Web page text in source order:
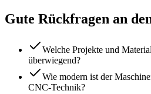
Gute Rückfragen an
Welche Projekte und
überwiegend?
Wie modern ist der
CNC-Technik?